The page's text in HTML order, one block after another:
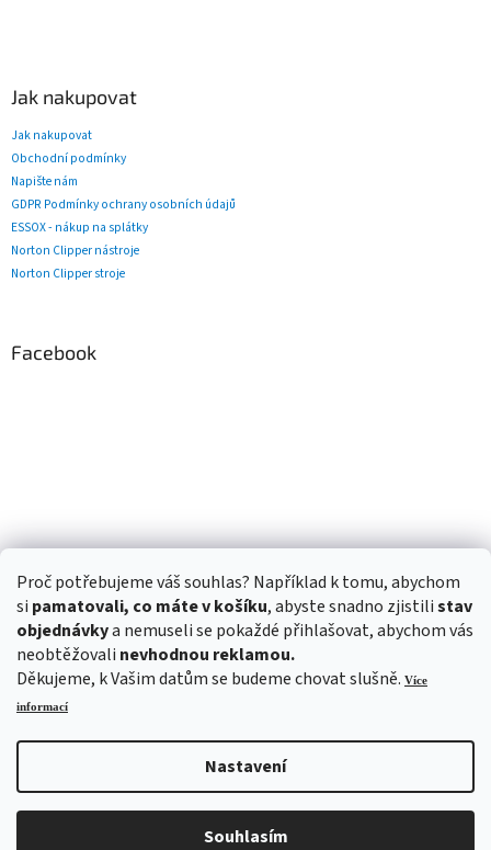
Proč potřebujeme váš souhlas? Například k tomu, abychom
si pamatovali, co máte v košíku, abyste snadno zjistilistav
objednávkya nemuseli se pokaždé přihlašovat, abychom vás
neobtěžovali nevhodnou reklamou.
Děkujeme, k Vašim datům se budeme chovat slušně. Více
informací
Nastavení
Souhlasím
Jak nakupovat
Jak nakupovat
Obchodní podmínky
Napište nám
GDPR Podmínky ochrany osobních údajů
ESSOX - nákup na splátky
Norton Clipper nástroje
Norton Clipper stroje
Facebook
Vytvořil Shoptet
. Všechna práva vyhrazena.